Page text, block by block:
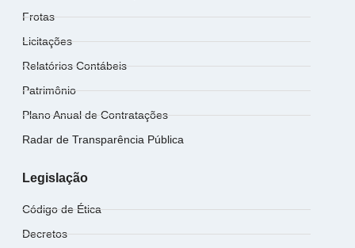
Frotas
Licitações
Relatórios Contábeis
Patrimônio
Plano Anual de Contratações
Radar de Transparência Pública
Legislação
Código de Ética
Decretos